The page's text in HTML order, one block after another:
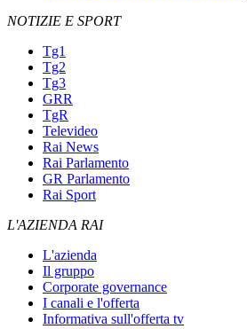
NOTIZIE E SPORT
Tg1
Tg2
Tg3
GRR
TgR
Televideo
Rai News
Rai Parlamento
GR Parlamento
Rai Sport
L'AZIENDA RAI
L'azienda
Il gruppo
Corporate governance
I canali e l'offerta
Informativa sull'offerta tv